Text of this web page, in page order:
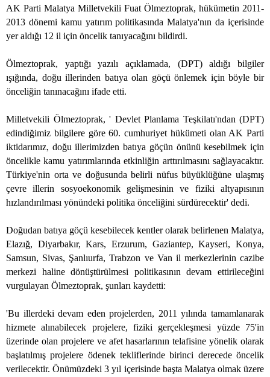
AK Parti Malatya Milletvekili Fuat Ölmeztoprak, hükümetin 2011-
2013 dönemi kamu yatırım politikasında Malatya'nın da içerisinde
yer aldığı 12 il için öncelik tanıyacağını bildirdi.
Ölmeztoprak, yaptığı yazılı açıklamada, (DPT) aldığı bilgiler
ışığında, doğu illerinden batıya olan göçü önlemek için böyle bir
önceliğin tanınacağını ifade etti.
Milletvekili Ölmeztoprak, ' Devlet Planlama Teşkilatı'ndan (DPT)
edindiğimiz bilgilere göre 60. cumhuriyet hükümeti olan AK Parti
iktidarımız, doğu illerimizden batıya göçün önünü kesebilmek için
öncelikle kamu yatırımlarında etkinliğin arttırılmasını sağlayacaktır.
Türkiye'nin orta ve doğusunda belirli nüfus büyüklüğüne ulaşmış
çevre illerin sosyoekonomik gelişmesinin ve fiziki altyapısının
hızlandırılması yönündeki politika önceliğini sürdürecektir' dedi.
Doğudan batıya göçü kesebilecek kentler olarak belirlenen Malatya,
Elazığ, Diyarbakır, Kars, Erzurum, Gaziantep, Kayseri, Konya,
Samsun, Sivas, Şanlıurfa, Trabzon ve Van il merkezlerinin cazibe
merkezi haline dönüştürülmesi politikasının devam ettirileceğini
vurgulayan Ölmeztoprak, şunları kaydetti:
'Bu illerdeki devam eden projelerden, 2011 yılında tamamlanarak
hizmete alınabilecek projelere, fiziki gerçekleşmesi yüzde 75'in
üzerinde olan projelere ve afet hasarlarının telafisine yönelik olarak
başlatılmış projelere ödenek tekliflerinde birinci derecede öncelik
verilecektir. Önümüzdeki 3 yıl içerisinde başta Malatya olmak üzere